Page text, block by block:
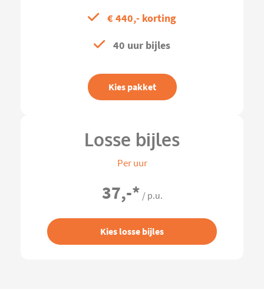
€ 440,- korting
40 uur bijles
Kies pakket
Losse bijles
Per uur
37,-* / p.u.
Kies losse bijles